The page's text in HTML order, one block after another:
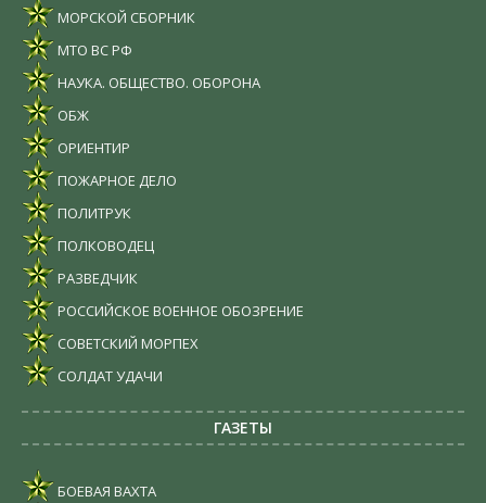
МОРСКОЙ СБОРНИК
МТО ВС РФ
НАУКА. ОБЩЕСТВО. ОБОРОНА
ОБЖ
ОРИЕНТИР
ПОЖАРНОЕ ДЕЛО
ПОЛИТРУК
ПОЛКОВОДЕЦ
РАЗВЕДЧИК
РОССИЙСКОЕ ВОЕННОЕ ОБОЗРЕНИЕ
СОВЕТСКИЙ МОРПЕХ
СОЛДАТ УДАЧИ
ГАЗЕТЫ
БОЕВАЯ ВАХТА